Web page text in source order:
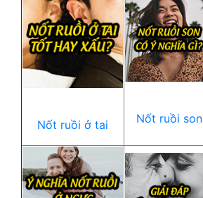
Nốt ruồi ở tai Nốt ruồi son